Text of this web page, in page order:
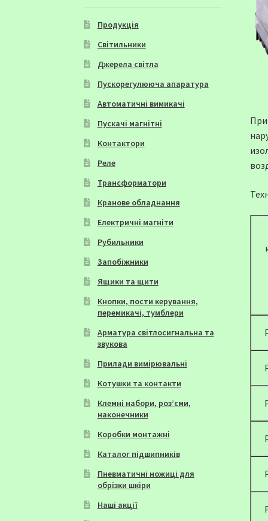
Продукція
Світильники
Джерела світла
Пускорегулююча апаратура
Автоматичні вимикачі
Пускачі магнітні
Контактори
Реле
Трансформатори
Кранове обладнання
Електричні магніти
Рубильники
Запобіжники
Ящики та щити
Кнопки, пости керування,
перемикачі, тумблери
Арматура світлосигнальна та
звукова
Прилади вимірювальні
Котушки та контакти
Клемні набори, роз’єми,
наконечники
Коробки монтажні
Каталог підшипників
Пневматичні ножиці для
обрізки шкіри
Наші акції